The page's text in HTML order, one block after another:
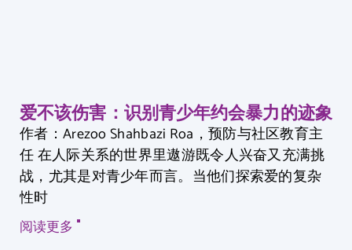
爱不该伤害：识别青少年约会暴力的迹象
作者：Arezoo Shahbazi Roa，预防与社区教育主
任 在人际关系的世界里遨游既令人兴奋又充满挑
战，尤其是对青少年而言。当他们探索爱的复杂
性时
阅读更多 "